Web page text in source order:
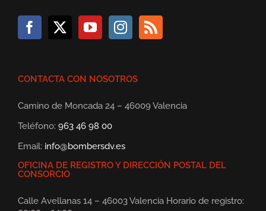
CONTACTA CON NOSOTROS
Camino de Moncada 24 – 46009 Valencia
Teléfono: 963 46 98 00
Email: info@bombersdv.es
OFICINA DE REGISTRO Y DIRECCIÓN POSTAL DEL
CONSORCIO
Calle Avellanas 14 – 46003 Valencia Horario de registro: